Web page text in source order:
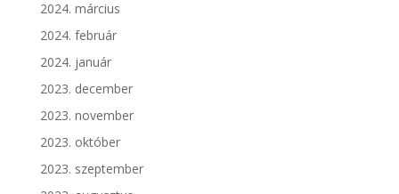
2024. március
2024. február
2024. január
2023. december
2023. november
2023. október
2023. szeptember